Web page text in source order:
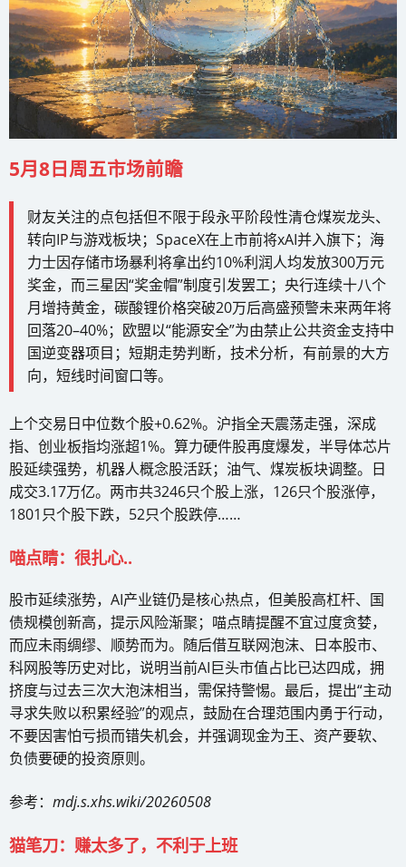
5月8日周五市场前瞻
财友关注的点包括但不限于段永平阶段性清仓煤炭龙头、
转向IP与游戏板块；SpaceX在上市前将xAI并入旗下；海
力士因存储市场暴利将拿出约10%利润人均发放300万元
奖金，而三星因“奖金帽”制度引发罢工；央行连续十八个
月增持黄金，碳酸锂价格突破20万后高盛预警未来两年将
回落20–40%；欧盟以“能源安全”为由禁止公共资金支持中
国逆变器项目；短期走势判断，技术分析，有前景的大方
向，短线时间窗口等。
上个交易日中位数个股+0.62%。沪指全天震荡走强，深成
指、创业板指均涨超1%。算力硬件股再度爆发，半导体芯片
股延续强势，机器人概念股活跃；油气、煤炭板块调整。日
成交3.17万亿。两市共3246只个股上涨，126只个股涨停，
1801只个股下跌，52只个股跌停……
喵点睛：很扎心..
股市延续涨势，AI产业链仍是核心热点，但美股高杠杆、国
债规模创新高，提示风险渐聚；喵点睛提醒不宜过度贪婪，
而应未雨绸缪、顺势而为。随后借互联网泡沫、日本股市、
科网股等历史对比，说明当前AI巨头市值占比已达四成，拥
挤度与过去三次大泡沫相当，需保持警惕。最后，提出“主动
寻求失败以积累经验”的观点，鼓励在合理范围内勇于行动，
不要因害怕亏损而错失机会，并强调现金为王、资产要软、
负债要硬的投资原则。
参考： mdj.s.xhs.wiki/20260508
猫笔刀：赚太多了，不利于上班